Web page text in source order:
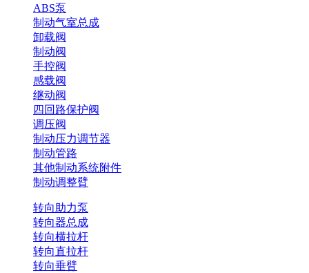
ABS泵
制动气室总成
卸载阀
制动阀
手控阀
感载阀
继动阀
四回路保护阀
调压阀
制动压力调节器
制动管路
其他制动系统附件
制动调整臂
转向助力泵
转向器总成
转向横拉杆
转向直拉杆
转向垂臂